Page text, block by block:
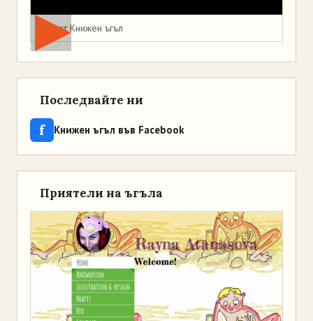
Мая от Книжен ъгъл
Последвайте ни
f Книжен ъгъл във Facebook
Приятели на ъгъла